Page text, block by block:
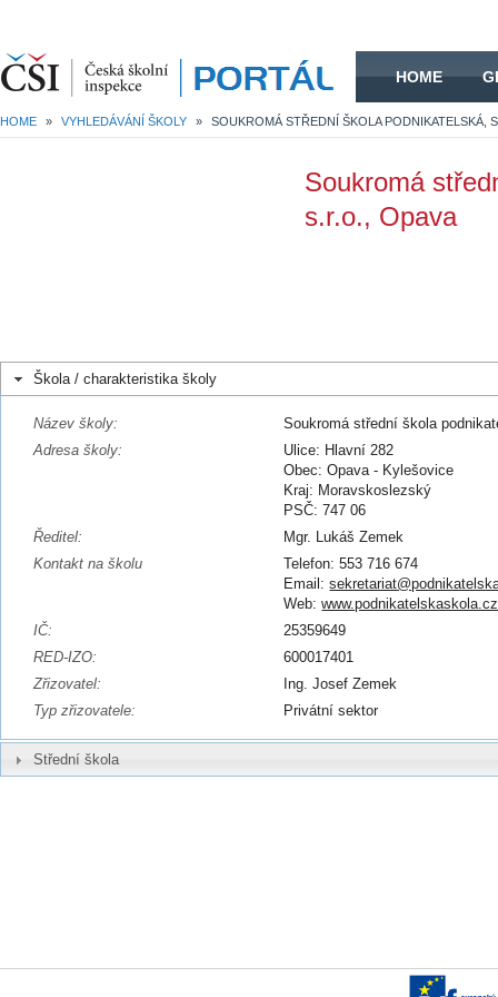
HOME
HOME » VYHLEDÁVÁNÍ ŠKOLY »
Soukromá
s.r.o., Opava
Škola / charakteristika školy
Název školy:
Soukromá střední škola
Adresa školy:
Ulice: Hlavní 282
Obec: Opava - Kylešovice
Kraj: Moravskoslezský
PSČ: 747 06
Ředitel:
Mgr. Lukáš Zemek
Kontakt na školu
Telefon: 553 716 674
Email:
Web:www.podnikatelskaskola.cz
IČ:
25359649
RED-IZO:
600017401
Zřizovatel:
Ing. Josef Zemek
Typ zřizovatele:
Privátní sektor
Střední škola